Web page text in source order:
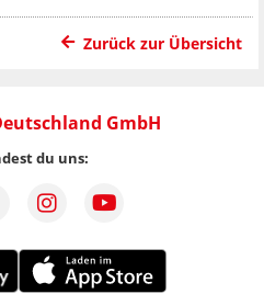
Zurück zur Übersicht
GmbH
du uns: